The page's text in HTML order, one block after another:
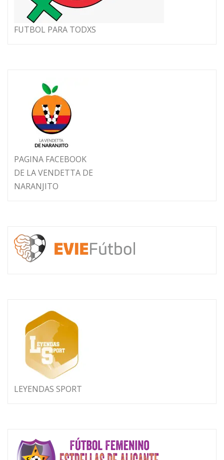
FUTBOL PARA TODXS
PAGINA FACEBOOK
DE LA VENDETTA DE
NARANJITO
LEYENDAS SPORT